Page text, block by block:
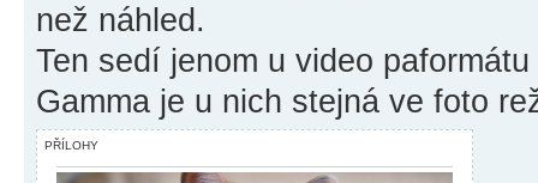
než náhled.
Ten sedí jenom u video
Gamma je u nich stejná ve foto
PŘÍLOHY